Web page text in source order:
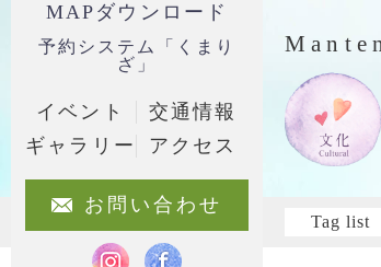
MAPダウンロード
予約システム「くまり
ざ」
イベント
交通情報
ギャラリー
アクセス
お問い合わせ
Tag list